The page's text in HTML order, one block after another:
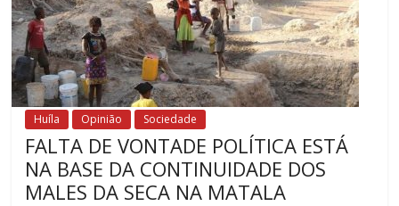
Huíla Opinião Sociedade
FALTA DE VONTADE POLÍTICA ESTÁ
NA BASE DA CONTINUIDADE DOS
MALES DA SECA NA MATALA